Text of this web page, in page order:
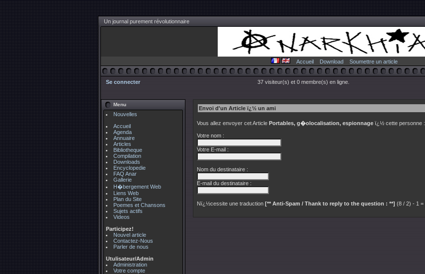
Un journal purement révolutionnaire
Accueil Download Soumettre un article
Se connecter 37 visiteur(s) et 0 membre(s) en ligne.
Menu
Nouvelles
Accueil
Agenda
Annuaire
Articles
Bibliotheque
Compilation
Downloads
Encyclopedie
FAQ Anar
Gallerie
H�bergement Web
Liens Web
Plan du Site
Poemes et Chansons
Sujets actifs
Videos
Participez!
Nouvel article
Contactez-Nous
Parler de nous
Utulisateur/Admin
Administration
Votre compte
Envoi d'un Article ï¿½ un ami
Vous allez envoyer cet Article Portables, g�olocalisation, espionnage ï¿½ cette personne :
Votre nom :
Votre E-mail :
Nom du destinataire :
E-mail du destinataire :
Nï¿½cessite une traduction [** Anti-Spam / Thank to reply to the question : **] (8 / 2) - 1 =